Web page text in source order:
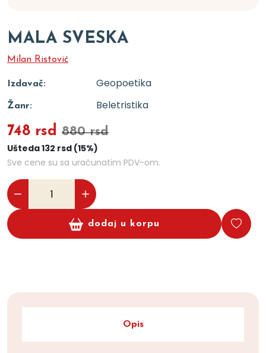
MALA SVESKA
Milan Ristović
Izdavač: Geopoetika
Žanr: Beletristika
748 rsd 880 rsd
Ušteda 132 rsd (15%)
Sve cene su sa uračunatim PDV-om.
dodaj u korpu
Opis